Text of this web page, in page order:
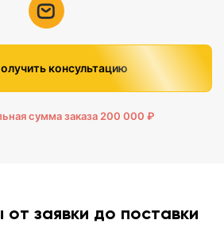
консультацию
сумма заказа 200 000 ₽
заявки до поставки